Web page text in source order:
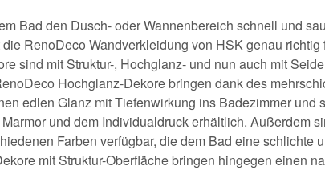
Bad den Dusch- oder Wannenbereich schnell und
RenoDeco Wandverkleidung von HSK genau richtig
sind mit Struktur-, Hochglanz- und nun auch mit
Hochglanz-Dekore bringen dank des
edlen Glanz mit Tiefenwirkung ins Badezimmer und
und dem Individualdruck erhältlich. Außerdem
Farben verfügbar, die dem Bad eine schlichte
mit Struktur-Oberfläche bringen hingegen einen